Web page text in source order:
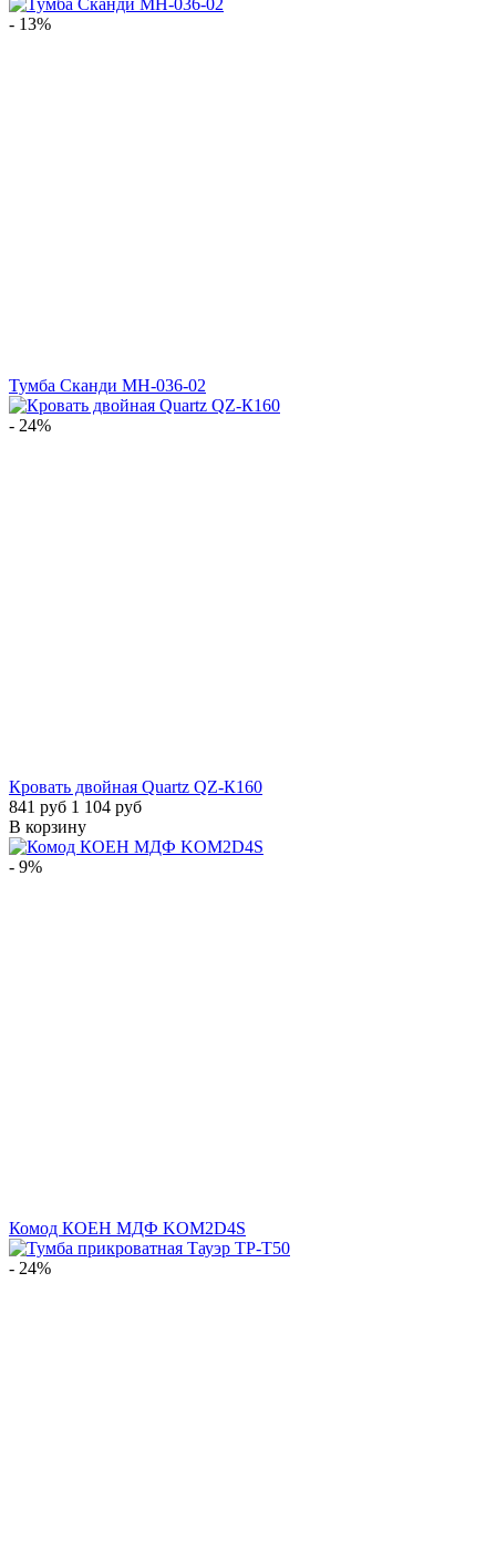
- 13%
Тумба Сканди МН-036-02
- 24%
Кровать двойная Quartz QZ-К160
841 руб 1 104 руб
В корзину
- 9%
Комод КОЕН МДФ KOM2D4S
- 24%